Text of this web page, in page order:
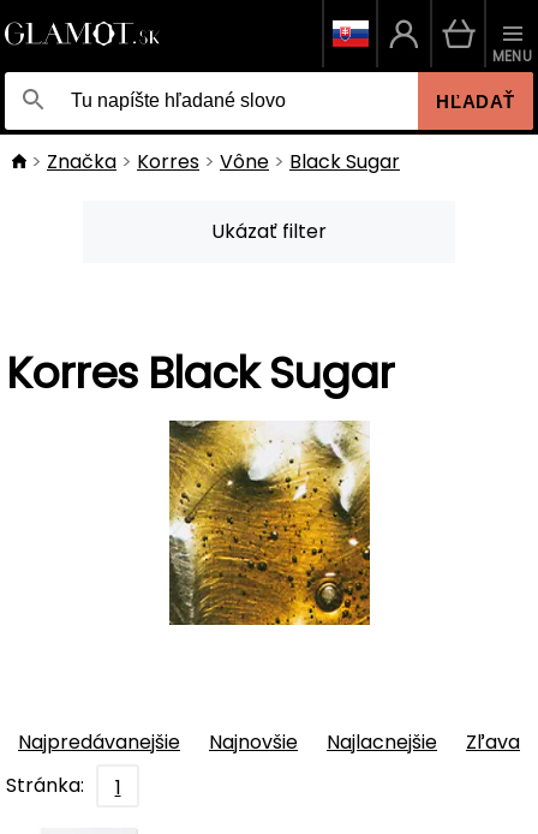
HĽADAŤ
MENU
Značka Korres Vône Black Sugar
Ukázať filter
Korres Black Sugar
Najpredávanejšie Najnovšie Najlacnejšie
Zľava
Stránka:
1